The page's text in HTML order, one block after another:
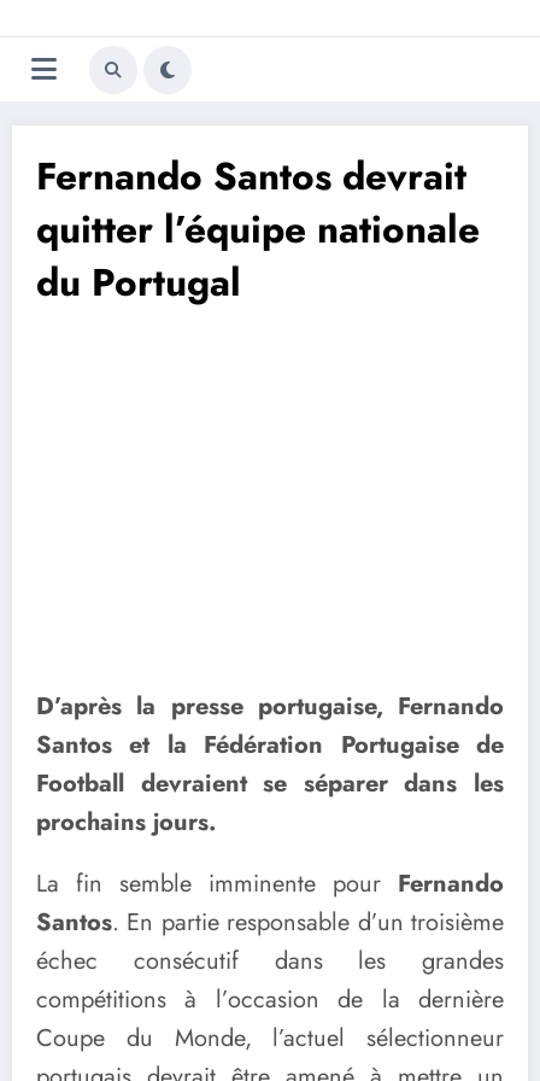
au
contenu
Trivela
L'actualité du football
Fernando Santos devrait
quitter l’équipe nationale
du Portugal
D’après la presse portugaise, Fernando
Santos et la Fédération Portugaise de
Football devraient se séparer dans les
prochains jours.
La fin semble imminente pour Fernando
Santos. En partie responsable d’un troisième
échec consécutif dans les grandes
compétitions à l’occasion de la dernière
Coupe du Monde, l’actuel sélectionneur